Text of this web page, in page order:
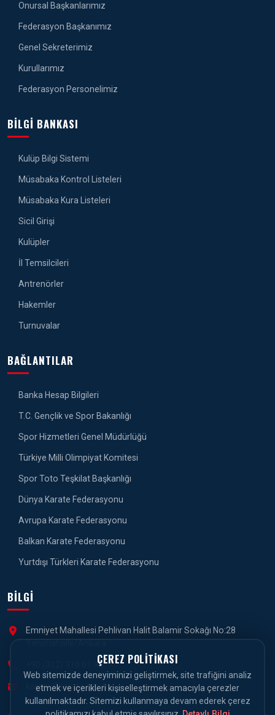
Onursal Başkanlarımız
Federasyon Başkanımız
Genel Sekreterimiz
Kurullarımız
Federasyon Personelimiz
BILGI BANKASI
Kulüp Bilgi Sistemi
Müsabaka Kontrol Listeleri
Müsabaka Kura Listeleri
Sicil Girişi
Kulüpler
İl Temsilcileri
Antrenörler
Hakemler
Turnuvalar
BAĞLANTILAR
Banka Hesap Bilgileri
T.C. Gençlik ve Spor Bakanlığı
Spor Hizmetleri Genel Müdürlüğü
Türkiye Milli Olimpiyat Komitesi
Spor Toto Teşkilat Başkanlığı
Dünya Karate Federasyonu
Avrupa Karate Federasyonu
Balkan Karate Federasyonu
Yurtdışı Türkleri Karate Federasyonu
BILGI
Emniyet Mahallesi Pehlivan Halit Balamir Sokağı No:28
+90 (312) 310 61 90
karate@karate.gov.tr
ÇEREZ POLITIKASI
Web sitemizde deneyiminizi geliştirmek, site trafiğini analiz
etmek ve içerikleri kişiselleştirmek amacıyla çerezler
kullanılmaktadır. Sitemizi kullanmaya devam ederek çerez